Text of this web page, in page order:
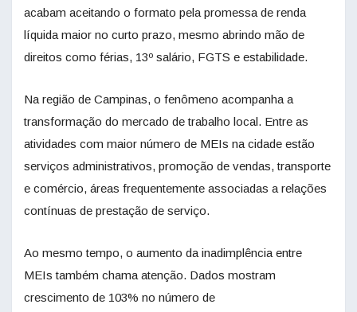
acabam aceitando o formato pela promessa de renda
líquida maior no curto prazo, mesmo abrindo mão de
direitos como férias, 13º salário, FGTS e estabilidade.
Na região de Campinas, o fenômeno acompanha a
transformação do mercado de trabalho local. Entre as
atividades com maior número de MEIs na cidade estão
serviços administrativos, promoção de vendas, transporte
e comércio, áreas frequentemente associadas a relações
contínuas de prestação de serviço.
Ao mesmo tempo, o aumento da inadimplência entre
MEIs também chama atenção. Dados mostram
crescimento de 103% no número de